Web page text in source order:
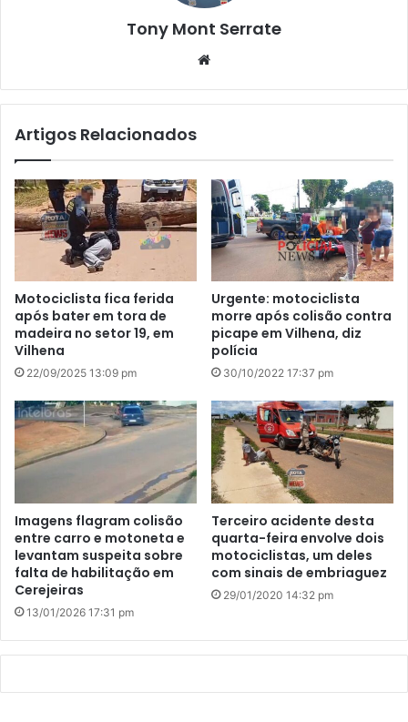
Tony Mont Serrate
te
Artigos Relacionados
Motociclista fica ferida
após bater em tora de
madeira no setor 19, em
Vilhena
22/09/2025 13:09 pm
Urgente: motociclista
morre após colisão contra
picape em Vilhena, diz
polícia
30/10/2022 17:37 pm
Imagens flagram colisão
entre carro e motoneta e
levantam suspeita sobre
falta de habilitação em
Cerejeiras
13/01/2026 17:31 pm
Terceiro acidente desta
quarta-feira envolve dois
motociclistas, um deles
com sinais de embriaguez
29/01/2020 14:32 pm